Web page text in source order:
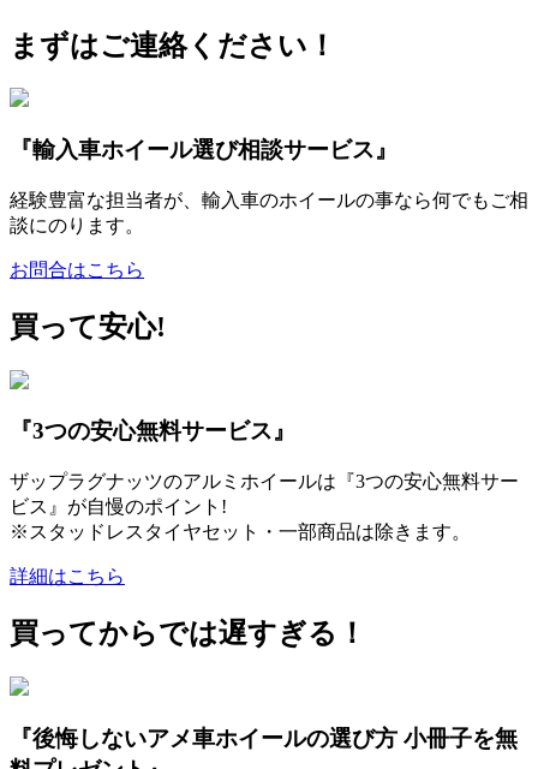
まずはご連絡ください！
『輸入車ホイール選び相談サービス』
経験豊富な担当者が、輸入車のホイールの事なら何でもご相
談にのります。
お問合はこちら
買って安心!
『3つの安心無料サービス』
ザップラグナッツのアルミホイールは『3つの安心無料サー
ビス』が自慢のポイント!
※スタッドレスタイヤセット・一部商品は除きます。
詳細はこちら
買ってからでは遅すぎる！
『後悔しないアメ車ホイールの選び方 小冊子を無